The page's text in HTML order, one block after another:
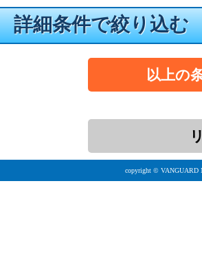
詳細条件で絞り込む
copyright © VANGUARD